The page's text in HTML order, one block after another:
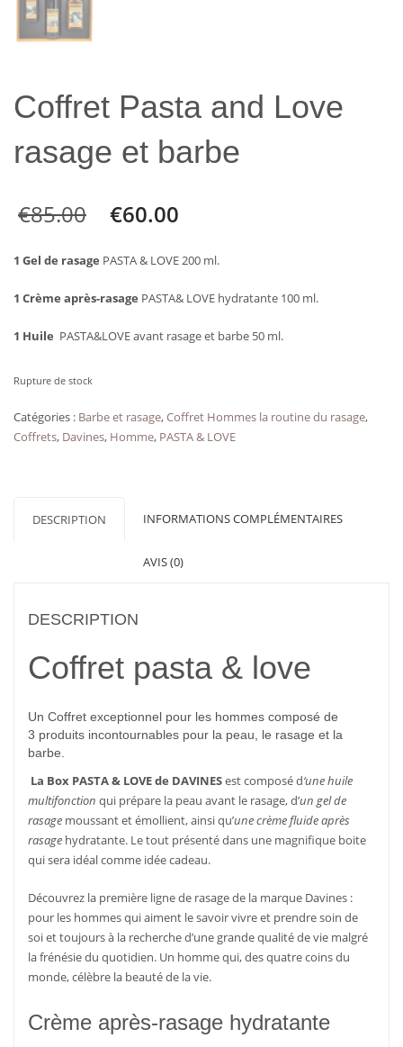
Coffret Pasta and Love
rasage et barbe
€85.00 €60.00
1 Gel de rasage PASTA & LOVE 200 ml.
1 Crème après-rasage PASTA& LOVE hydratante 100 ml.
1 Huile PASTA&LOVE avant rasage et barbe 50 ml.
Rupture de stock
Catégories : Barbe et rasage,Coffret Hommes la routine du rasage,
Coffrets, Davines, Homme, PASTA & LOVE
DESCRIPTION INFORMATIONS COMPLÉMENTAIRES
AVIS (0)
DESCRIPTION
Coffret pasta & love
Un Coffret exceptionnel pour les hommes composé de
3 produits incontournables pour la peau, le rasage et la
barbe.
La Box PASTA & LOVE de DAVINESest composé d‘une huile
multifonction qui prépare la peau avant le rasage, d’un gel de
rasage moussant et émollient, ainsi qu’une crème fluide après
rasage hydratante. Le tout présenté dans une magnifique boite
qui sera idéal comme idée cadeau.
Découvrez la première ligne de rasage de la marque Davines :
pour les hommes qui aiment le savoir vivre et prendre soin de
soi et toujours à la recherche d’une grande qualité de vie malgré
la frénésie du quotidien. Un homme qui, des quatre coins du
monde, célèbre la beauté de la vie.
Crème après-rasage hydratante